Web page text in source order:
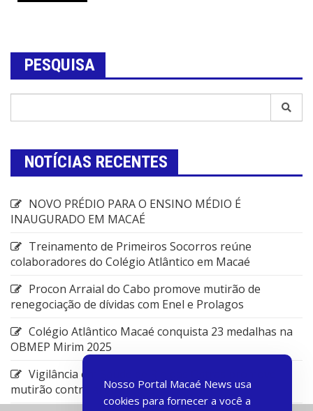
PESQUISA
NOTÍCIAS RECENTES
NOVO PRÉDIO PARA O ENSINO MÉDIO É
INAUGURADO EM MACAÉ
Treinamento de Primeiros Socorros reúne
colaboradores do Colégio Atlântico em Macaé
Procon Arraial do Cabo promove mutirão de
renegociação de dívidas com Enel e Prolagos
Colégio Atlântico Macaé conquista 23 medalhas na
OBMEP Mirim 2025
Vigilância em Saúde de Rio das Ostras promove
mutirão contra arbovirosesNosso Portal Macaé News usa
cookies para fornecer a você a